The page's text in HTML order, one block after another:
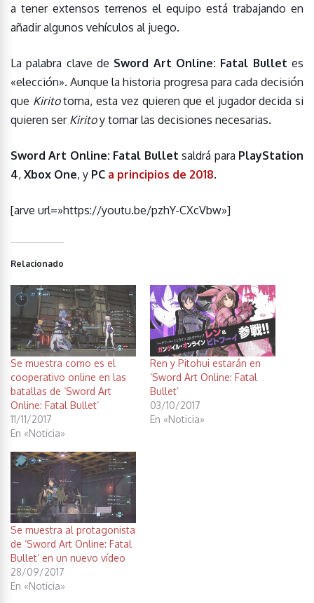
a tener extensos terrenos el equipo está trabajando en
añadir algunos vehículos al juego.
La palabra clave de Sword Art Online: Fatal Bullet es
«elección». Aunque la historia progresa para cada decisión
que Kiritotoma, esta vez quieren que el jugador decida si
quieren ser Kiritoy tomar las decisiones necesarias.
Sword Art Online: Fatal Bullet saldrá para PlayStation
4, Xbox One, y PC a principios de 2018.
[arve url=»https://youtu.be/pzhY-CXcVbw»]
Relacionado
Se muestra como es el
cooperativo online en las
batallas de ‘Sword Art
Online: Fatal Bullet’
11/11/2017
En «Noticia»
Ren y Pitohui estarán en
‘Sword Art Online: Fatal
Bullet’
03/10/2017
En «Noticia»
Se muestra al protagonista
de ‘Sword Art Online: Fatal
Bullet’ en un nuevo vídeo
28/09/2017
En «Noticia»